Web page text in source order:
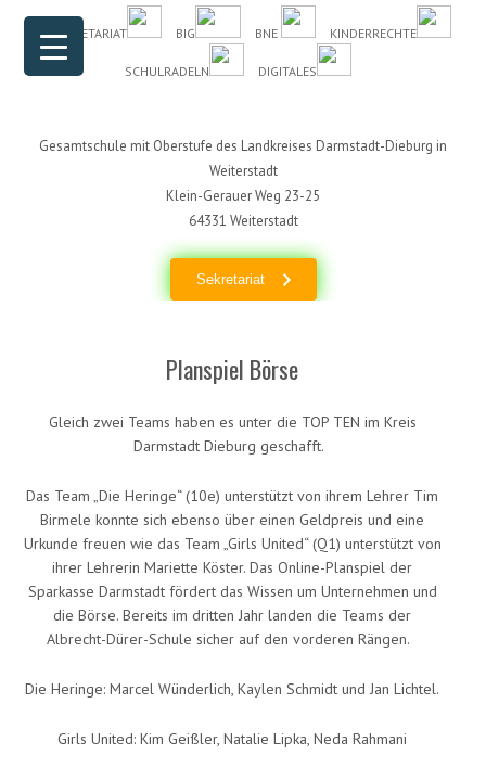
DAS SEKRETARIAT
BIG BNE KINDERRECHTE
SCHULRADELN DIGITALES
Gesamtschule mit Oberstufe des Landkreises Darmstadt-Dieburg in
Weiterstadt
Klein-Gerauer Weg 23-25
64331 Weiterstadt
Sekretariat
Planspiel Börse
Gleich zwei Teams haben es unter die TOP TEN im Kreis
Darmstadt Dieburg geschafft.
Das Team „Die Heringe“ (10e) unterstützt von ihrem Lehrer Tim
Birmele konnte sich ebenso über einen Geldpreis und eine
Urkunde freuen wie das Team „Girls United“ (Q1) unterstützt von
ihrer Lehrerin Mariette Köster. Das Online-Planspiel der
Sparkasse Darmstadt fördert das Wissen um Unternehmen und
die Börse. Bereits im dritten Jahr landen die Teams der
Albrecht-Dürer-Schule sicher auf den vorderen Rängen.
Die Heringe: Marcel Wünderlich, Kaylen Schmidt und Jan Lichtel.
Girls United: Kim Geißler, Natalie Lipka, Neda Rahmani